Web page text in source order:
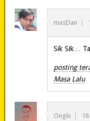
masDan
Sik Sik…
posting
Masa Lalu
Ongki